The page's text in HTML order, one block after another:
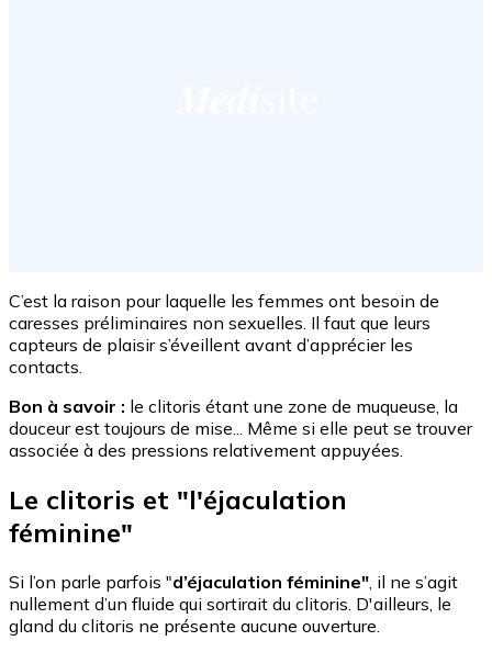
C’est la raison pour laquelle les femmes ont besoin de
caresses préliminaires non sexuelles. Il faut que leurs
capteurs de plaisir s’éveillent avant d’apprécier les
contacts.
Bon à savoir : le clitoris étant une zone de muqueuse, la
douceur est toujours de mise... Même si elle peut se trouver
associée à des pressions relativement appuyées.
Le clitoris et "l'éjaculation
féminine"
Si l’on parle parfois "d’éjaculation féminine" , il ne s’agit
nullement d’un fluide qui sortirait du clitoris. D'ailleurs, le
gland du clitoris ne présente aucune ouverture.